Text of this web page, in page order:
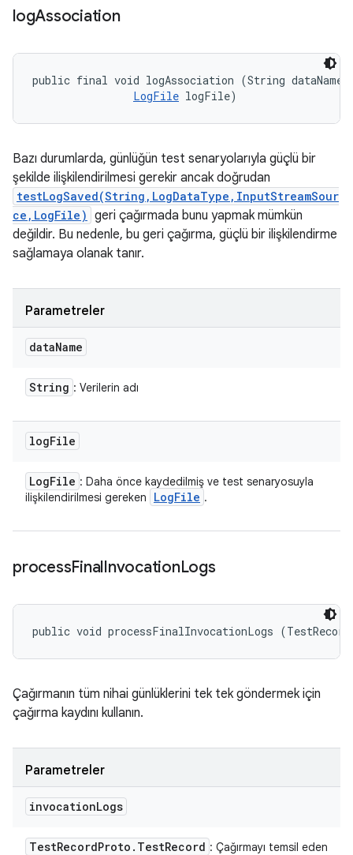
logAssociation
public final void logAssociation (String
LogFile logFile)
Bazı durumlarda, günlüğün test senaryolarıyla güçlü bir
şekilde ilişkilendirilmesi gerekir ancak doğrudan
testLogSaved(String,LogDataType,InputStreamSour
ce,LogFile) geri çağırmada bunu yapmak mümkün
değildir. Bu nedenle, bu geri çağırma, güçlü bir ilişkilendirme
sağlamaya olanak tanır.
Parametreler
dataName
String : Verilerin adı
logFile
LogFile : Daha önce kaydedilmiş ve test senaryosuyla
ilişkilendirilmesi gereken
LogFile .
processFinalInvocationLogs
public void processFinalInvocationLogs
Çağırmanın tüm nihai günlüklerini tek tek göndermek için
çağırma kaydını kullanın.
Parametreler
invocationLogs
TestRecordProto . TestRecord : Çağırmayı temsil eden